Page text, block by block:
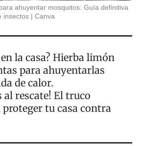
ahuyentar mosquitos: Guía definitiva
insectos
Canva
la casa? Hierba limón
para ahuyentarlas
de calor.
al rescate! El truco
tu casa contra